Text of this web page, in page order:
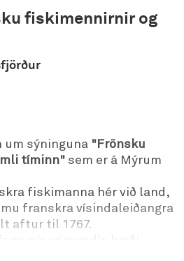
fiskimennirnir og
um sýninguna "Frönsku
tíminn" sem er á Mýrum
fiskimanna hér við land,
franskra vísindaleiðangra
aftur til 1767.